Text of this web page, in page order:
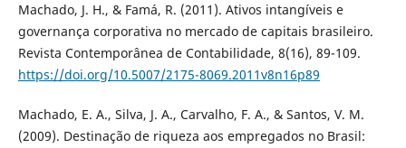
Machado, J. H., & Famá, R. (2011). Ativos intangíveis e
governança corporativa no mercado de capitais brasileiro.
Revista Contemporânea de Contabilidade, 8(16), 89-109.
https://doi.org/10.5007/2175-8069.2011v8n16p89
Machado, E. A., Silva, J. A., Carvalho, F. A., & Santos, V. M.
(2009). Destinação de riqueza aos empregados no Brasil: